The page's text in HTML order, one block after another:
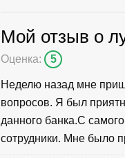
Мой отзыв о
Оценка: 5
Неделю назад мне
вопросов. Я был
данного банка.С
сотрудники. Мне было